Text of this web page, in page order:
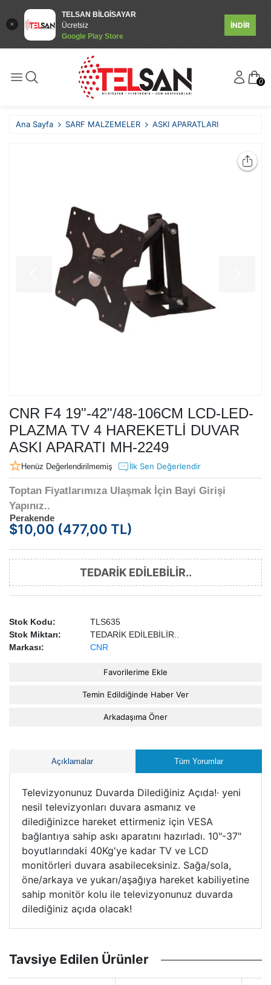
TELSAN BİLGİSAYAR
Ücretsiz
Google Play Store
İNDİR
0
Ana Sayfa SARF MALZEMELER ASKI APARATLARI
CNR F4 19"-42"/48-106CM LCD-LED-
PLAZMA TV 4 HAREKETLİ DUVAR
ASKI APARATI MH-2249
Henüz Değerlendirilmemiş İlk Sen Değerlendir
Toptan Fiyatlarımıza Ulaşmak İçin Bayi Girişi
Yapınız..
Perakende
$10,00 (477,00 TL)
TEDARİK EDİLEBİLİR..
Stok Kodu:
TLS635
Stok Miktarı:
TEDARİK EDİLEBİLİR..
Markası:
CNR
Favorilerime Ekle
Temin Edildiğinde Haber Ver
Arkadaşıma Öner
Açıklamalar Tüm Yorumlar
Televizyonunuz Duvarda Dilediğiniz Açıda!· yeni
nesil televizyonları duvara asmanız ve
dilediğinizce hareket ettirmeniz için VESA
bağlantıya sahip askı aparatını hazırladı. 10"-37"
boyutlarındaki 40Kg'ye kadar TV ve LCD
monitörleri duvara asabileceksiniz. Sağa/sola,
öne/arkaya ve yukarı/aşağıya hareket kabiliyetine
sahip monitör kolu ile televizyonunuz duvarda
dilediğiniz açıda olacak!
Tavsiye Edilen Ürünler